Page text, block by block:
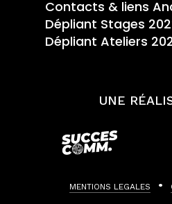
Contacts & liens
Dépliant Stages
Dépliant Ateliers
UNE
MENTIONS LEGALES •